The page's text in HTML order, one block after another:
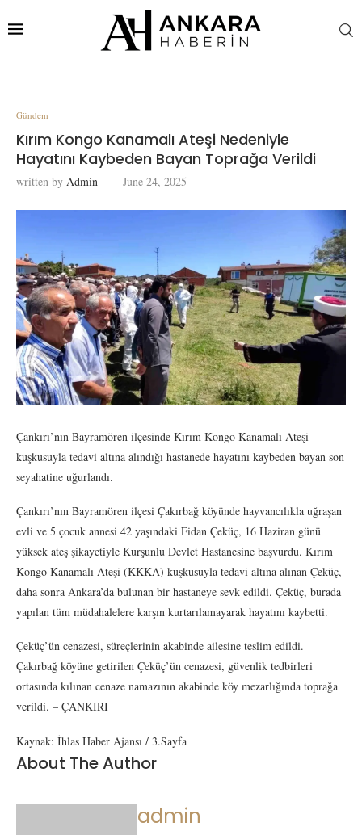
Gündem
Kırım Kongo Kanamalı Ateşi Nedeniyle
Hayatını Kaybeden Bayan Toprağa Verildi
written by Admin June 24, 2025
Çankırı’nın Bayramören ilçesinde Kırım Kongo Kanamalı Ateşi
kuşkusuyla tedavi altına alındığı hastanede hayatını kaybeden bayan son
seyahatine uğurlandı.
Çankırı’nın Bayramören ilçesi Çakırbağ köyünde hayvancılıkla uğraşan
evli ve 5 çocuk annesi 42 yaşındaki Fidan Çeküç, 16 Haziran günü
yüksek ateş şikayetiyle Kurşunlu Devlet Hastanesine başvurdu. Kırım
Kongo Kanamalı Ateşi (KKKA) kuşkusuyla tedavi altına alınan Çeküç,
daha sonra Ankara’da bulunan bir hastaneye sevk edildi. Çeküç, burada
yapılan tüm müdahalelere karşın kurtarılamayarak hayatını kaybetti.
Çeküç’ün cenazesi, süreçlerinin akabinde ailesine teslim edildi.
Çakırbağ köyüne getirilen Çeküç’ün cenazesi, güvenlik tedbirleri
ortasında kılınan cenaze namazının akabinde köy mezarlığında toprağa
verildi. – ÇANKIRI
Kaynak: İhlas Haber Ajansı / 3.Sayfa
About The Author
admin